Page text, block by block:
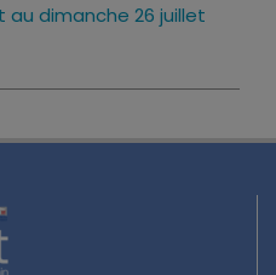
au dimanche 26 juillet